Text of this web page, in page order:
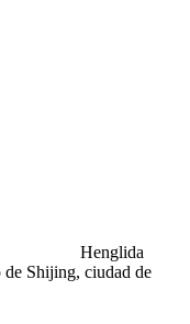
Henglida
Shijing, ciudad de